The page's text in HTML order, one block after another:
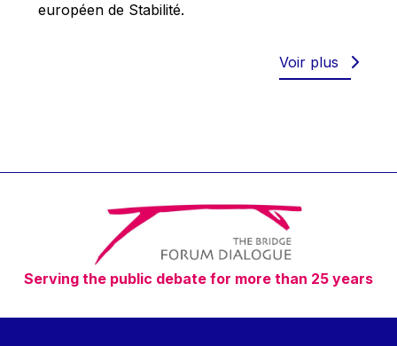
Walter Hagg
Yves Mersch
européen de Stabilité.
Voir plus
Serving the public debate for more than 25 years